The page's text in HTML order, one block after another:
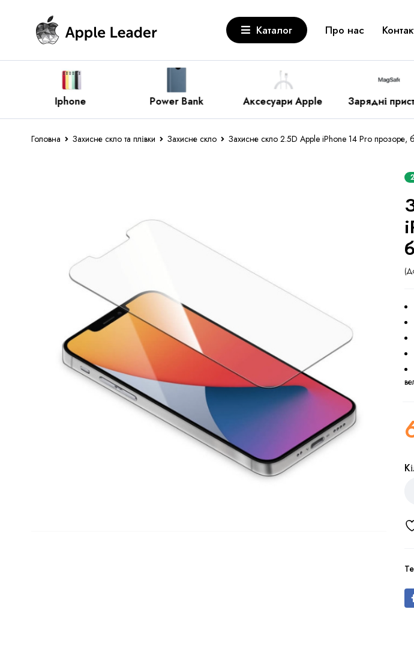
Каталог Про нас
Power Bank Аксесуари Apple Зарядні пристрої Захисне
Головна Захисне скло та плівки Захисне скло Захисне скло 2.5D Apple iPhone 14 Pro прозоре,